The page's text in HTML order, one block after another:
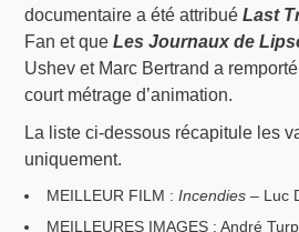
documentaire a été attribuéLast
Fan et queLes Journaux de
Ushev et Marc Bertrand a
court métrage d’animation.
La liste ci-dessous récapitule les
uniquement.
MEILLEUR FILM : Incendies– Luc
MEILLEURES IMAGES : André